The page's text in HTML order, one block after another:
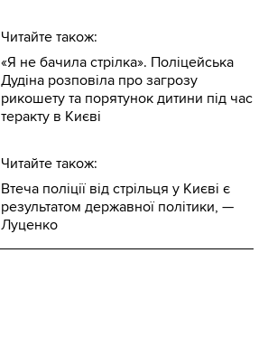
Читайте також:
«Я не бачила стрілка». Поліцейська
Дудіна розповіла про загрозу
рикошету та порятунок дитини під час
теракту в Києві
Читайте також:
Втеча поліції від стрільця у Києві є
результатом державної політики, —
Луценко